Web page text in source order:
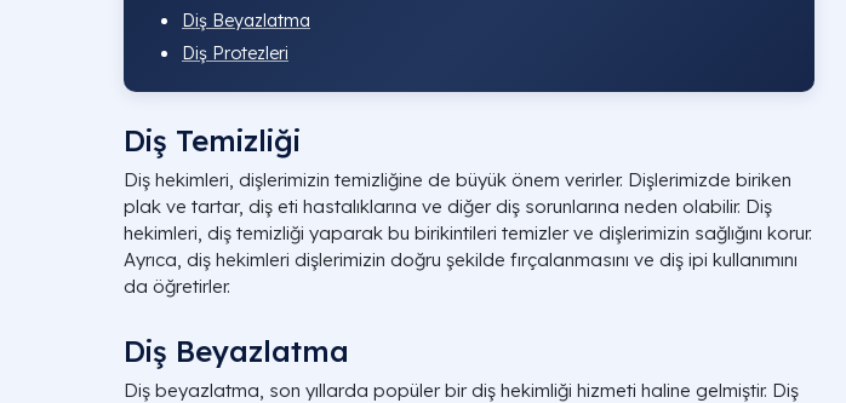
Diş Beyazlatma
Diş Protezleri
Diş Temizliği
Diş hekimleri, dişlerimizin temizliğine de büyük önem verirler. Dişlerimizde biriken
plak ve tartar, diş eti hastalıklarına ve diğer diş sorunlarına neden olabilir. Diş
hekimleri, diş temizliği yaparak bu birikintileri temizler ve dişlerimizin sağlığını korur.
Ayrıca, diş hekimleri dişlerimizin doğru şekilde fırçalanmasını ve diş ipi kullanımını
da öğretirler.
Diş Beyazlatma
Diş beyazlatma, son yıllarda popüler bir diş hekimliği hizmeti haline gelmiştir. Diş